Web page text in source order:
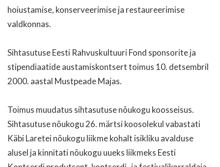
hoiustamise, konserveerimise ja restaureerimise
valdkonnas.
Sihtasutuse Eesti Rahvuskultuuri Fond sponsorite ja
stipendiaatide austamiskontsert toimus 10. detsembril
2000. aastal Mustpeade Majas.
Toimus muudatus sihtasutuse nõukogu koosseisus.
Sihtasutuse nõukogu 26. märtsi koosolekul vabastati
Käbi Laretei nõukogu liikme kohalt isikliku avalduse
alusel ja kinnitati nõukogu uueks liikmeks Eesti